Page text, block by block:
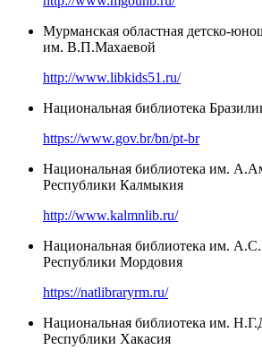
Мурманская областная детско-
им. В.П.Махаевой
http://www.libkids51.ru/
Национальная библиотека
https://www.gov.br/bn/pt-br
Национальная библиотека им.
Республики Калмыкия
http://www.kalmnlib.ru/
Национальная библиотека им.
Республики Мордовия
https://natlibraryrm.ru/
Национальная библиотека им.
Республики Хакасия